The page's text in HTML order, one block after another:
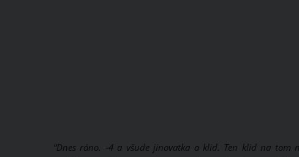
“Dnes ráno. -4 a všude jinovatka a klid. Ten klid na tom